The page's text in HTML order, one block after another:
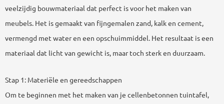
veelzijdig bouwmateriaal dat perfect is voor het maken van
meubels. Het is gemaakt van fijngemalen zand, kalk en cement,
vermengd met water en een opschuimmiddel. Het resultaat is een
materiaal dat licht van gewicht is, maar toch sterk en duurzaam.
Stap 1: Materiële en gereedschappen
Om te beginnen met het maken van je cellenbetonnen tuintafel,